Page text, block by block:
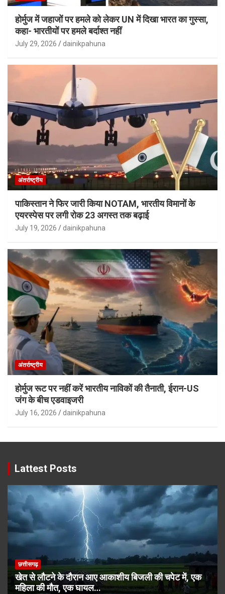
होर्मुज में जहाजों पर हमले को लेकर UN में दिखा भारत का गुस्सा,
कहा- भारतीयों पर हमले बर्दाश्त नहीं
July 29, 2026 dainikpahuna
अंतर्राष्ट्रीय
पाकिस्तान ने फिर जारी किया NOTAM, भारतीय विमानों के
एयरस्पेस पर लगी रोक 23 अगस्त तक बढ़ाई
July 19, 2026 dainikpahuna
अंतर्राष्ट्रीय
होर्मुज रूट पर नहीं करें भारतीय नाविकों की तैनाती, ईरान-US
जंग के बीच एडवाइजरी
July 16, 2026 dainikpahuna
Lattest Posts
छत्तीसगढ़
खेत से लौटने के दौरान आए आकाशीय बिजली की चपेट में, एक
महिला की मौत, एक घायल…